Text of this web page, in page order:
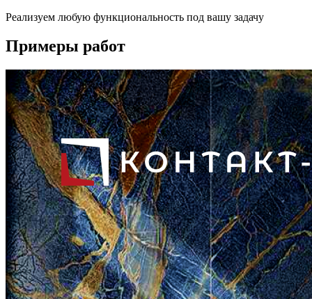
Реализуем любую функциональность под вашу задачу
Примеры работ